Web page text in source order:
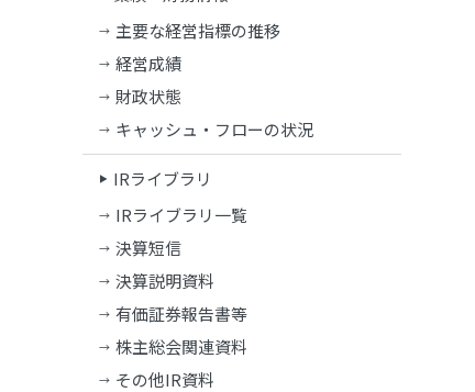
主要な経営指標の推移
経営成績
財政状態
キャッシュ・フローの状況
IRライブラリ
IRライブラリ一覧
決算短信
決算説明資料
有価証券報告書等
株主総会関連資料
その他IR資料